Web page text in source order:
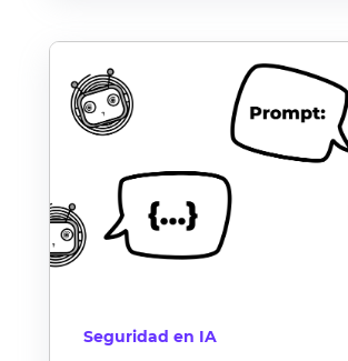
Seguridad en IA